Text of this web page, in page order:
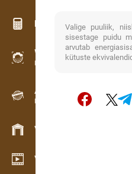
Puidu kalkulaatorid
WoodProfi
Puidumaht AI-ga
Andmesalvesti
Puidu inventuur välitöödel
Varude haldamine
Videogalerii
Valige puuliik,
sisestage puidu
arvutab
kütuste